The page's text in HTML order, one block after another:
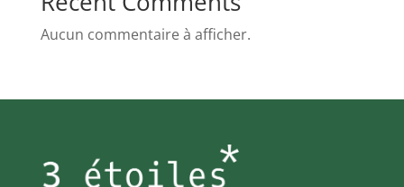
Aucun commentaire à afficher.